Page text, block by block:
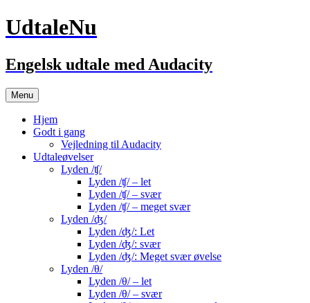
UdtaleNu
Engelsk udtale med Audacity
Menu Hop
til
indhold
Hjem
Godt i gang
Vejledning til Audacity
Udtaleøvelser
Lyden /ʧ/
Lyden /ʧ/ – let
Lyden /ʧ/ – svær
Lyden /ʧ/ – meget svær
Lyden /ʤ/
Lyden /ʤ/: Let
Lyden /ʤ/: svær
Lyden /ʤ/: Meget svær øvelse
Lyden /θ/
Lyden /θ/ – let
Lyden /θ/ – svær